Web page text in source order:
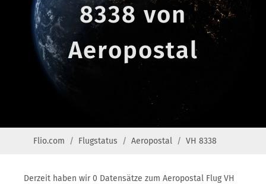
8338 von
Aeropostal
Flio.com Flugstatus Aeropostal VH 8338
Derzeit haben wir 0 Datensätze zum Aeropostal Flug VH